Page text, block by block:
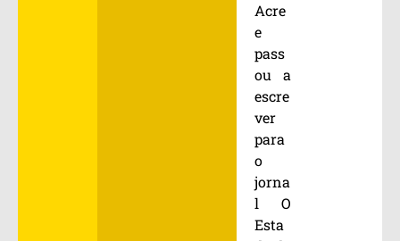
Acre
e
pass
ou a
escre
ver
para
o
jorna
l O
Esta